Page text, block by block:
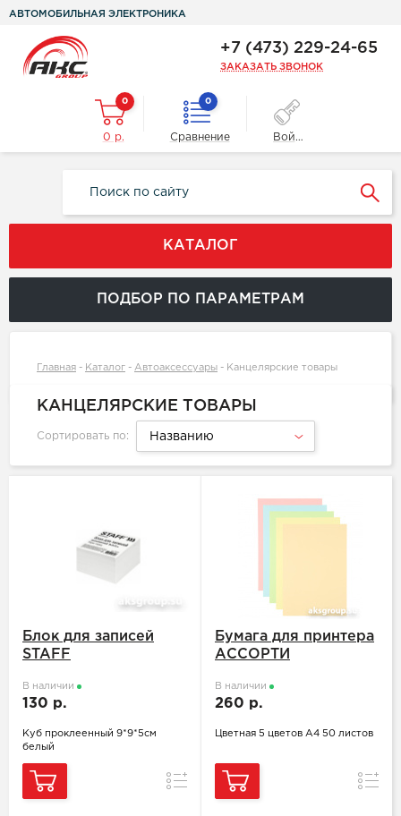
АВТОМОБИЛЬНАЯ ЭЛЕКТРОНИКА
+7 (473) 229-24-65
ЗАКАЗАТЬ ЗВОНОК
0
0 р.
0
Сравнение Войти
КАТАЛОГ
ПОДБОР ПО ПАРАМЕТРАМ
Главная - Каталог - Автоаксессуары - Канцелярские товары
КАНЦЕЛЯРСКИЕ ТОВАРЫ
Сортировать по: Названию
Блок для записей
STAFF
В наличии
130 р.
Куб проклеенный 9*9*5см
белый
Сравнение
Бумага для принтера
АССОРТИ
В наличии
260 р.
Цветная 5 цветов А4 50 листов